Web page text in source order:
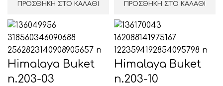
ΠΡΟΣΘΉΚΗ ΣΤΟ ΚΑΛΆΘΙ ΠΡΟΣΘΉΚΗ ΣΤΟ ΚΑΛΆΘΙ
Himalaya Buket
n.203-03
Himalaya Buket
n.203-10